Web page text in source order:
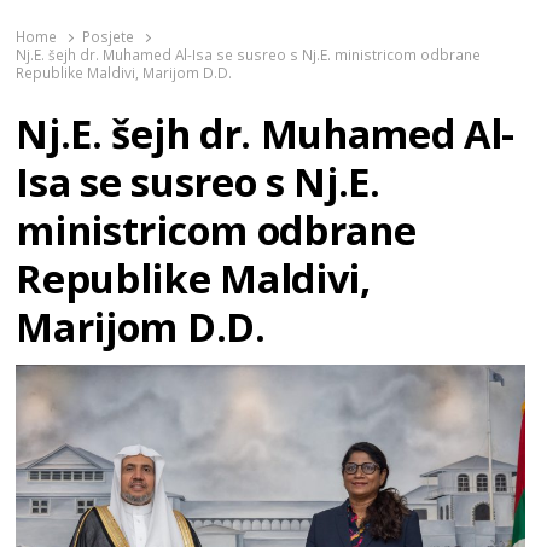
Bosni i Hercegovini
Home
Posjete
Nj.E. šejh dr. Muhamed Al-Isa se susreo s Nj.E. ministricom odbrane
Republike Maldivi, Marijom D.D.
Nj.E. šejh dr. Muhamed Al-
Isa se susreo s Nj.E.
ministricom odbrane
Republike Maldivi,
Marijom D.D.